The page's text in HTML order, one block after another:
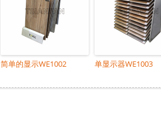
简单的显示WE1002 单显示器WE1003